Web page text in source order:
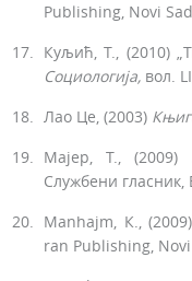
Publishing, Novi
Куљић, T., (2010)
Социологија, вол.
Лао Це, (2003)
Мајер, Т., (2009)
Службени гласник,
Manhajm, К., (2009)
ran Publishing,